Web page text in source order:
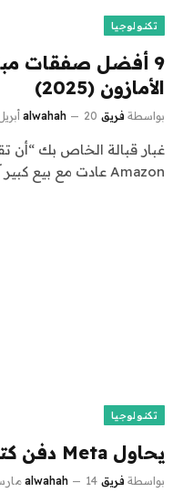
تكنولوجيا
9 أفضل صفقات
الأمازون (2025)
بواسطة فريق alwahah 20 أبريل، 2025
Amazon عادت مع بيع كبير آخر للكتاب. يتم تشغيله…
تكنولوجيا
يحاول Meta دفن كتاب روي
بواسطة فريق alwahah 14 مارس، 2025